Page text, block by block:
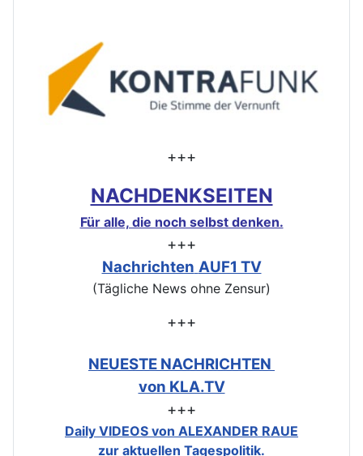
+++
NACHDENKSEITEN
Für alle, die noch selbst denken.
+++
Nachrichten AUF1 TV
(Tägliche News ohne Zensur)
+++
NEUESTE NACHRICHTEN
von KLA.TV
+++
Daily VIDEOS von ALEXANDER RAUE
zur aktuellen Tagespolitik.